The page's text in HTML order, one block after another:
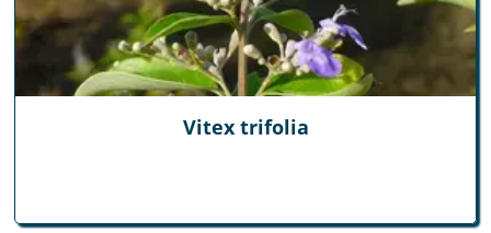
Vitex trifolia